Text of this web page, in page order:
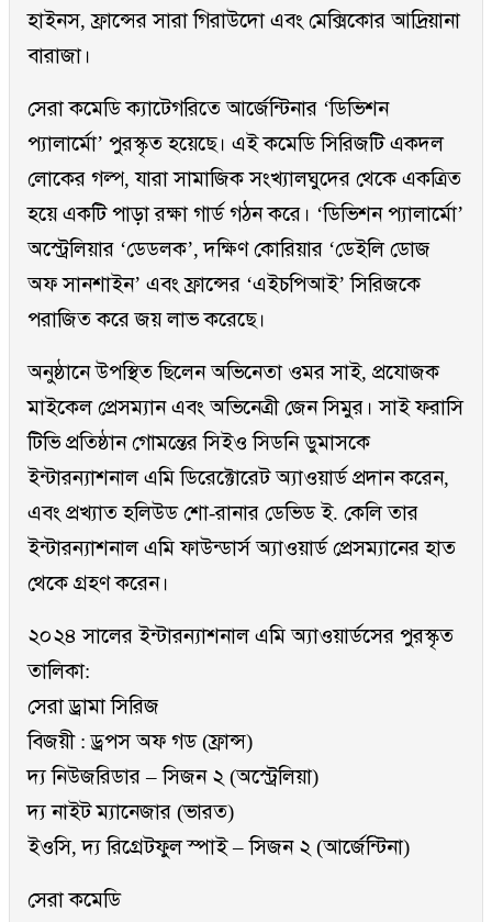
হাইনস, ফ্রান্সের সারা গিরাউদো এবং মেক্সিকোর আদ্রিয়ানা
বারাজা।
সেরা কমেডি ক্যাটেগরিতে আর্জেন্টিনার ‘ডিভিশন
প্যালার্মো’ পুরস্কৃত হয়েছে। এই কমেডি সিরিজটি একদল
লোকের গল্প, যারা সামাজিক সংখ্যালঘুদের থেকে একত্রিত
হয়ে একটি পাড়া রক্ষা গার্ড গঠন করে। ‘ডিভিশন প্যালার্মো’
অস্ট্রেলিয়ার ‘ডেডলক’, দক্ষিণ কোরিয়ার ‘ডেইলি ডোজ
অফ সানশাইন’ এবং ফ্রান্সের ‘এইচপিআই’ সিরিজকে
পরাজিত করে জয় লাভ করেছে।
অনুষ্ঠানে উপস্থিত ছিলেন অভিনেতা ওমর সাই, প্রযোজক
মাইকেল প্রেসম্যান এবং অভিনেত্রী জেন সিমুর। সাই ফরাসি
টিভি প্রতিষ্ঠান গোমন্তের সিইও সিডনি ডুমাসকে
ইন্টারন্যাশনাল এমি ডিরেক্টোরেট অ্যাওয়ার্ড প্রদান করেন,
এবং প্রখ্যাত হলিউড শো-রানার ডেভিড ই. কেলি তার
ইন্টারন্যাশনাল এমি ফাউন্ডার্স অ্যাওয়ার্ড প্রেসম্যানের হাত
থেকে গ্রহণ করেন।
২০২৪ সালের ইন্টারন্যাশনাল এমি অ্যাওয়ার্ডসের পুরস্কৃত
তালিকা:
সেরা ড্রামা সিরিজ
বিজয়ী : ড্রপস অফ গড (ফ্রান্স)
দ্য নিউজরিডার – সিজন ২ (অস্ট্রেলিয়া)
দ্য নাইট ম্যানেজার (ভারত)
ইওসি, দ্য রিগ্রেটফুল স্পাই – সিজন ২ (আর্জেন্টিনা)
সেরা কমেডি